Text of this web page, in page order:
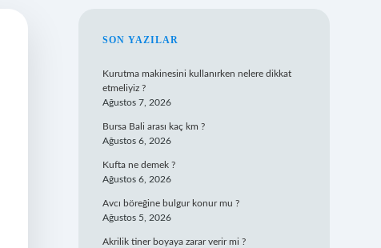
SIDEBAR
SON YAZILAR
Kurutma makinesini kullanırken nelere dikkat
etmeliyiz ?
Ağustos 7, 2026
Bursa Bali arası kaç km ?
Ağustos 6, 2026
Kufta ne demek ?
Ağustos 6, 2026
Avcı böreğine bulgur konur mu ?
Ağustos 5, 2026
Akrilik tiner boyaya zarar verir mi ?